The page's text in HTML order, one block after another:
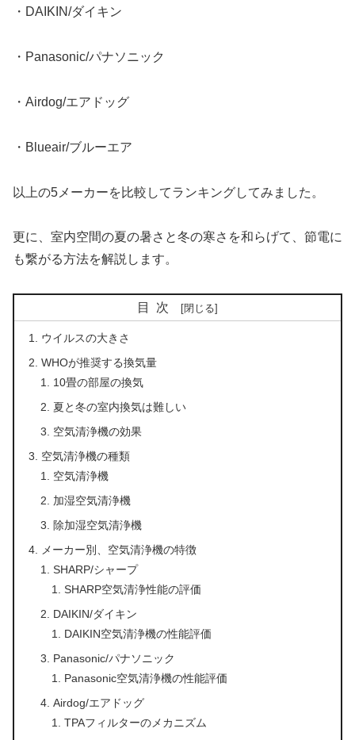
・DAIKIN/ダイキン
・Panasonic/パナソニック
・Airdog/エアドッグ
・Blueair/ブルーエア
以上の5メーカーを比較してランキングしてみました。
更に、室内空間の夏の暑さと冬の寒さを和らげて、節電に
も繋がる方法を解説します。
目次
ウイルスの大きさ
WHOが推奨する換気量
10畳の部屋の換気
夏と冬の室内換気は難しい
空気清浄機の効果
空気清浄機の種類
空気清浄機
加湿空気清浄機
除加湿空気清浄機
メーカー別、空気清浄機の特徴
SHARP/シャープ
SHARP空気清浄性能の評価
DAIKIN/ダイキン
DAIKIN空気清浄機の性能評価
Panasonic/パナソニック
Panasonic空気清浄機の性能評価
Airdog/エアドッグ
TPAフィルターのメカニズム